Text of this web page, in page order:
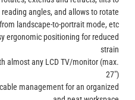
angles, and allows to rotate
landscape-to-portrait mode, etc
ergonomic positioning for reduced
strain
almost any LCD TV/monitor (max.
27")
management for an organized